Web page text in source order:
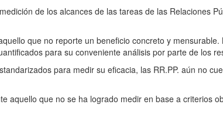
de los alcances de las tareas de las Relaciones
que no reporte un beneficio concreto y
para su conveniente análisis por parte de los
para medir su eficacia, las RR.PP. aún no
aquello que no se ha logrado medir en base a criterios